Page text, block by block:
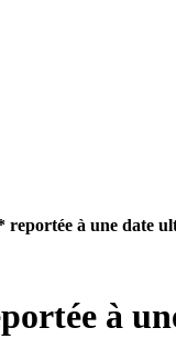
reportée à une date
à